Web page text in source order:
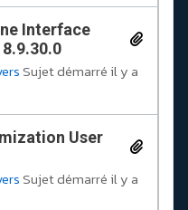
Interface
Sujet démarré il y a
User
Sujet démarré il y a